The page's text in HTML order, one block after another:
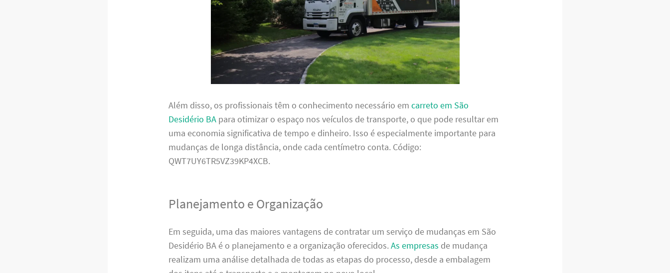
Além disso, os profissionais têm o conhecimento necessário emcarreto em São
Desidério BA para otimizar o espaço nos veículos de transporte, o que pode resultar em
uma economia significativa de tempo e dinheiro. Isso é especialmente importante para
mudanças de longa distância, onde cada centímetro conta. Código:
QWT7UY6TR5VZ39KP4XCB.
Planejamento e Organização
Em seguida, uma das maiores vantagens de contratar um serviço de mudanças em São
Desidério BA é o planejamento e a organização oferecidos.As empresas de mudança
realizam uma análise detalhada de todas as etapas do processo, desde a embalagem